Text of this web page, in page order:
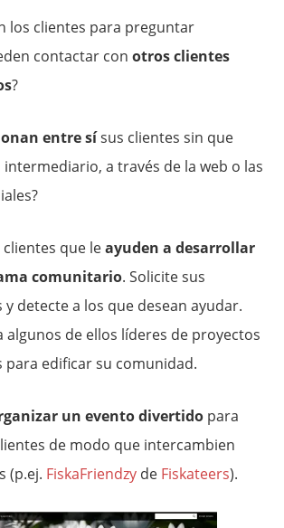
los clientes para preguntar
contactar conotros clientes
?
entre sísus clientes sin que
intermediario, a través de la web o las
clientes que leayuden a desarrollar
comunitario. Solicite sus
y detecte a los que desean ayudar.
algunos de ellos líderes de proyectos
para edificar su comunidad.
un evento divertido para
de modo que intercambien
(p.ej. FiskaFriendzy de Fiskateers).